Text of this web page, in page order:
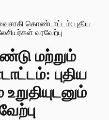
மற்றும்
புதிய